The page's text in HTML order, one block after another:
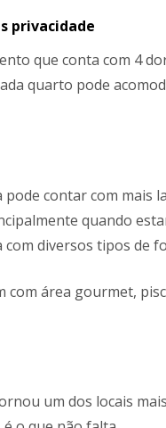
privacidade
que conta com 4
quarto pode
pode contar com
quando
diversos tipos de
com área gourmet,
um dos locais